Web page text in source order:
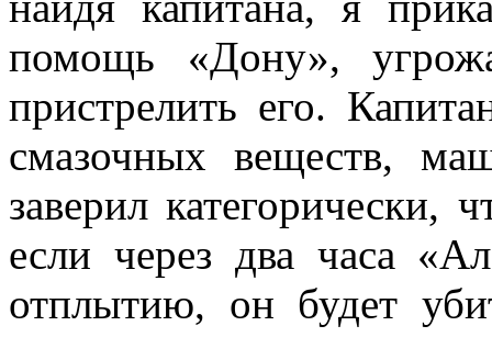
помощь «Дону»,
пристрелить его.
смазочных веществ,
заверил категорически,
если через два ча­са
отплы­тию, он будет